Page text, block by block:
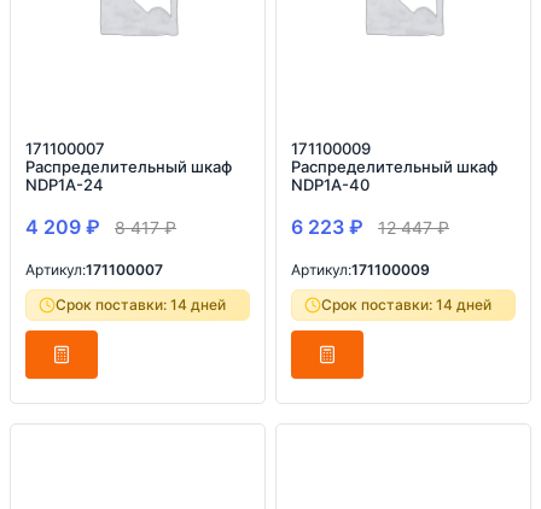
171100007
Распределительный шкаф
NDP1A-24
4 209 ₽ 8 417₽
Артикул:171100007
Срок поставки: 14 дней
171100009
Распределительный шкаф
NDP1A-40
6 223 ₽ 12 447₽
Артикул:171100009
Срок поставки: 14 дней